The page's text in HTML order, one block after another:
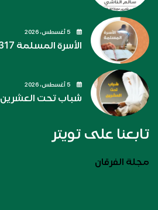
الأسرة المسلمة 1317
شباب تحت العشرين 1317
تابعنا على تويتر
مجلة الفرقان